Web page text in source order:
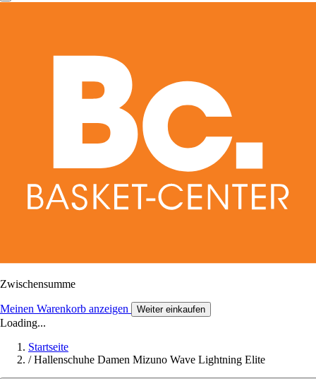
Zwischensumme
Meinen Warenkorb anzeigen Weiter einkaufen
Loading...
Startseite
/ Hallenschuhe Damen Mizuno Wave Lightning Elite